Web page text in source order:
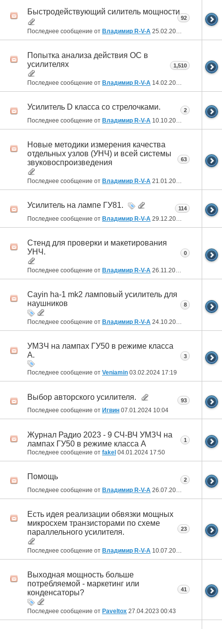
Быстродействующий силитель мощности
Последнее сообщение от Владимир R-V-A 25.02.2026
92
Попытка анализа действия ОС в
усилителях
Последнее сообщение от Владимир R-V-A 14.02.2026
1,510
Усилитель D класса со стрелочками.
Последнее сообщение от Владимир R-V-A 10.10.2025
2
Новые методики измерения качества
отдельных узлов (УНЧ) и всей системы
звуковоспроизведения
Последнее сообщение от Владимир R-V-A 21.01.2025
63
Усилитель на лампе ГУ81.
Последнее сообщение от Владимир R-V-A 29.12.2024
114
Стенд для проверки и макетирования
УНЧ.
Последнее сообщение от Владимир R-V-A 26.11.2024
0
Cayin ha-1 mk2 ламповый усилитель для
наушников
Последнее сообщение от Владимир R-V-A 24.10.2024
8
УМЗЧ на лампах ГУ50 в режиме класса
А.
Последнее сообщение от Veniamin 03.02.2024 17:19
3
Выбор авторского усилителя.
Последнее сообщение от Игвин 07.01.2024 10:04
93
Журнал Радио 2023 - 9 СЧ-ВЧ УМЗЧ на
лампах ГУ50 в режиме класса А
Последнее сообщение от fakel 04.01.2024 17:50
1
Помощь
Последнее сообщение от Владимир R-V-A 26.07.2023
2
Есть идея реализации обвязки мощных
микросхем транзисторами по схеме
параллельного усилителя.
Последнее сообщение от Владимир R-V-A 10.07.2023
23
Выходная мощность больше
потребляемой - маркетинг или
конденсаторы?
Последнее сообщение от Paveltox 27.04.2023 00:43
41